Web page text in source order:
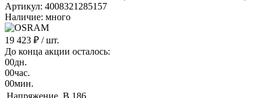
Артикул: 4008321285157
Наличие: много
19 423 ₽ / шт.
До конца акции осталось:
00дн.
00час.
00мин.
Напряжение, B 186